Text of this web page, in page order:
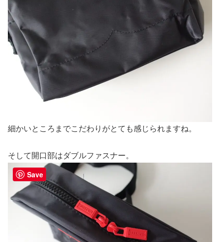
細かいところまでこだわりがとても感じられますね。
そして開口部はダブルファスナー。
Save